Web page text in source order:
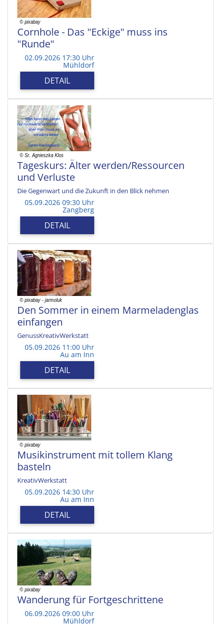
Cornhole - Das "Eckige" muss ins
"Runde"
02.09.2026 17:30 Uhr
Mühldorf
DETAIL
Tageskurs: Älter werden/Ressourcen
und Verluste
Die Gegenwart und die Zukunft in den Blick nehmen
05.09.2026 09:30 Uhr
Zangberg
DETAIL
Den Sommer in einem Marmeladenglas
einfangen
GenussKreativWerkstatt
05.09.2026 11:00 Uhr
Au am Inn
DETAIL
Musikinstrument mit tollem Klang
basteln
KreativWerkstatt
05.09.2026 14:30 Uhr
Au am Inn
DETAIL
Wanderung für Fortgeschrittene
06.09.2026 09:00 Uhr
Mühldorf